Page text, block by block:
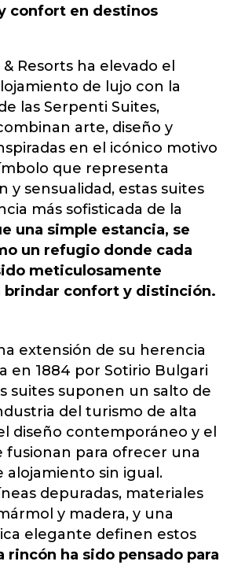
confort en destinos
Resorts ha elevado el
de lujo con la
las Serpenti Suites,
arte, diseño y
en el icónico motivo
que representa
y sensualidad, estas suites
más sofisticada de la
una simple estancia, se
un refugio donde cada
meticulosamente
brindar confort y distinción.
extensión de su herencia
en 1884 por Sotirio Bulgari
suites suponen un salto de
del turismo de alta
diseño contemporáneo y el
fusionan para ofrecer una
alojamiento sin igual.
depuradas, materiales
y madera, y una
elegante definen estos
rincón ha sido pensado para